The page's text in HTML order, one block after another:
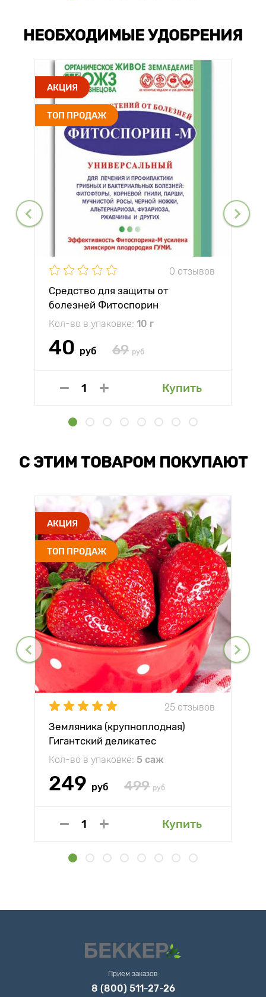
НЕОБХОДИМЫЕ УДОБРЕНИЯ
АКЦИЯ
ТОП ПРОДАЖ
0 отзывов
Средство для защиты от
болезней Фитоспорин
Кол-во в упаковке: 10 г
40 руб 69 руб
Купить
С ЭТИМ ТОВАРОМ ПОКУПАЮТ
АКЦИЯ
ТОП ПРОДАЖ
25 отзывов
Земляника (крупноплодная)
Гигантский деликатес
Кол-во в упаковке: 5 саж
249 руб 499 руб
Купить
Прием заказов
8 (800) 511-27-26